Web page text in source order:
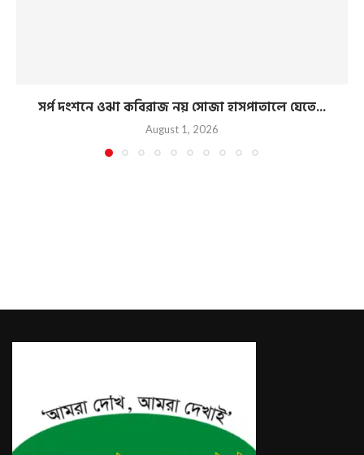
সর্প দংশনে ওঝা কবিরাজ নয় সোজা হাসপাতালে যেতে...
August 1, 2026